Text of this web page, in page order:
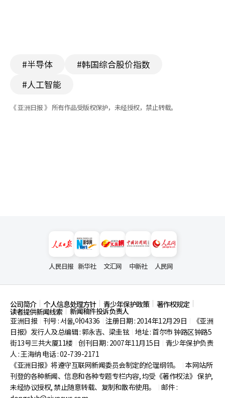
#半导体
#韩国综合股价指数
#人工智能
《 亚洲日报 》 所有作品受版权保护，未经授权，禁止转载。
人民日报 新华社 文汇网 中新社 人民网
公司简介 个人信息处理方针 青少年保护政策 著作权规定
读者提供新闻线索
新闻稿件投诉负责人
亚洲日报
刊号 : 서울,아04336 注册日期 : 2014年12月29日
《亚洲
日报》发行人及总编辑 : 郭永吉、梁圭铉 地址 : 首尔市钟路区钟路5
街13号三共大厦11楼 创刊日期 : 2007年11月15日
青少年保护负责
人 : 王海纳 电话 : 02-739-2171
《亚洲日报》将遵守互联网新闻委员会制定的伦理纲领。
本网站所
刊登的各种新闻、信息和各种专题专栏内容, 均受《著作权法》 保护,
未经协议授权, 禁止随意转载、复制和散布使用。
邮件 :